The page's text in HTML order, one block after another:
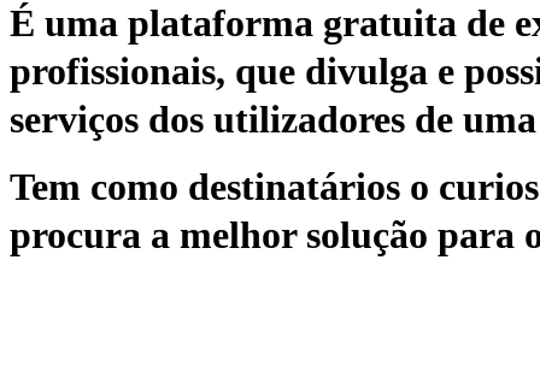
É uma plataforma gratuita de
profissionais, que divulga e
serviços dos utilizadores de
Tem como destinatários o
procura a melhor solução para